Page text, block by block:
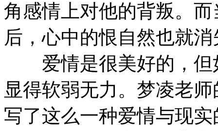
角感情上对他的背叛。
后，心中的恨自然也就
爱情是很美好的，但
显得软弱无力。梦凌老
写了这么一种爱情与现